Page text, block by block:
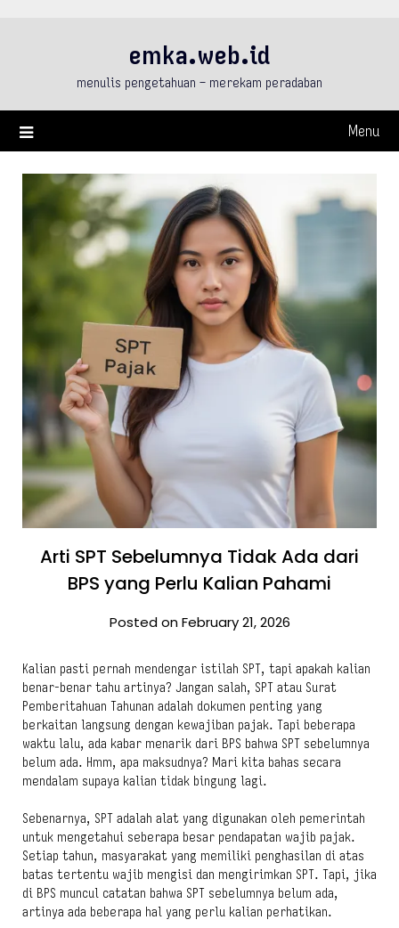
emka.web.id
menulis pengetahuan – merekam peradaban
Menu
Arti SPT Sebelumnya Tidak Ada dari
BPS yang Perlu Kalian Pahami
Posted on February 21, 2026
Kalian pasti pernah mendengar istilah SPT, tapi apakah kalian
benar-benar tahu artinya? Jangan salah, SPT atau Surat
Pemberitahuan Tahunan adalah dokumen penting yang
berkaitan langsung dengan kewajiban pajak. Tapi beberapa
waktu lalu, ada kabar menarik dari BPS bahwa SPT sebelumnya
belum ada. Hmm, apa maksudnya? Mari kita bahas secara
mendalam supaya kalian tidak bingung lagi.
Sebenarnya, SPT adalah alat yang digunakan oleh pemerintah
untuk mengetahui seberapa besar pendapatan wajib pajak.
Setiap tahun, masyarakat yang memiliki penghasilan di atas
batas tertentu wajib mengisi dan mengirimkan SPT. Tapi, jika
di BPS muncul catatan bahwa SPT sebelumnya belum ada,
artinya ada beberapa hal yang perlu kalian perhatikan.